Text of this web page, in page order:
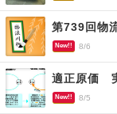
第739回物
New!! 8/6
New!! 8/5